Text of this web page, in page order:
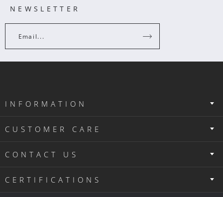
NEWSLETTER
Email...
INFORMATION
CUSTOMER CARE
CONTACT US
CERTIFICATIONS